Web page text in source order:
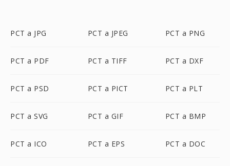
PCT a JPG PCT a JPEG PCT a PNG
PCT a PDF PCT a TIFF PCT a DXF
PCT a PSD PCT a PICT PCT a PLT
PCT a SVG PCT a GIF PCT a BMP
PCT a ICO PCT a EPS PCT a DOC